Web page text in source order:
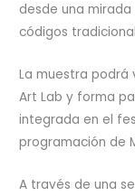
desde una
códigos
La muestra podrá
Art Lab y forma
integrada en el
programación de
A través de una